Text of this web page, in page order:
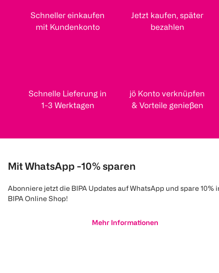
Schneller einkaufen
mit Kundenkonto
Jetzt kaufen, später
bezahlen
Schnelle Lieferung in
1-3 Werktagen
jö Konto verknüpfen
& Vorteile genießen
Mit WhatsApp -10% sparen
Abonniere jetzt die BIPA Updates auf WhatsApp und spare 10%
BIPA Online Shop!
Mehr Informationen